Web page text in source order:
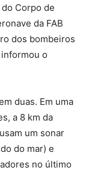
Corpo de
da FAB
dos bombeiros
o
duas. Em uma
a 8 km da
um sonar
do mar) e
no último